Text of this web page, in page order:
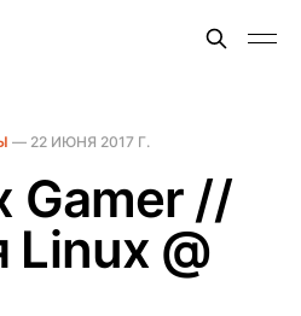
— 22 ИЮНЯ 2017 Г.
Gamer //
Linux @